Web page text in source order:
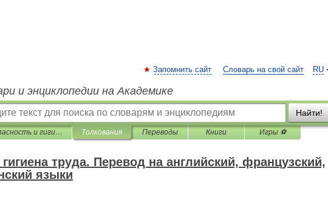
RU
Запомнить сайт Словарь на свой сайт
и энциклопедии на Академике
Найти!
Безопасность и гигиена труда. Перевод на английский, французский, немецкий, испанский языки Толкования Переводы Книги Игры ⚽
труда. Перевод на английский, французский,
языки